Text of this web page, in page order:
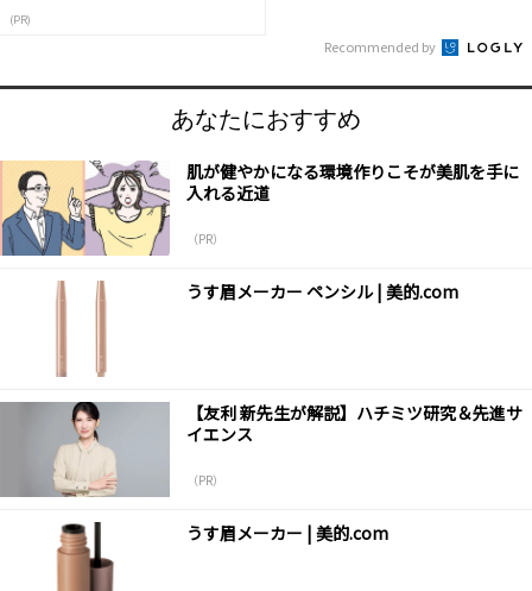
(PR)
Recommended by
あなたにおすすめ
肌が健やかになる環境作りこそが美肌を手に
入れる近道
（PR）
うす眉メーカー ペンシル | 美的.com
【友利 新先生が解説】ハチミツ研究＆先進サ
イエンス
（PR）
うす眉メーカー | 美的.com